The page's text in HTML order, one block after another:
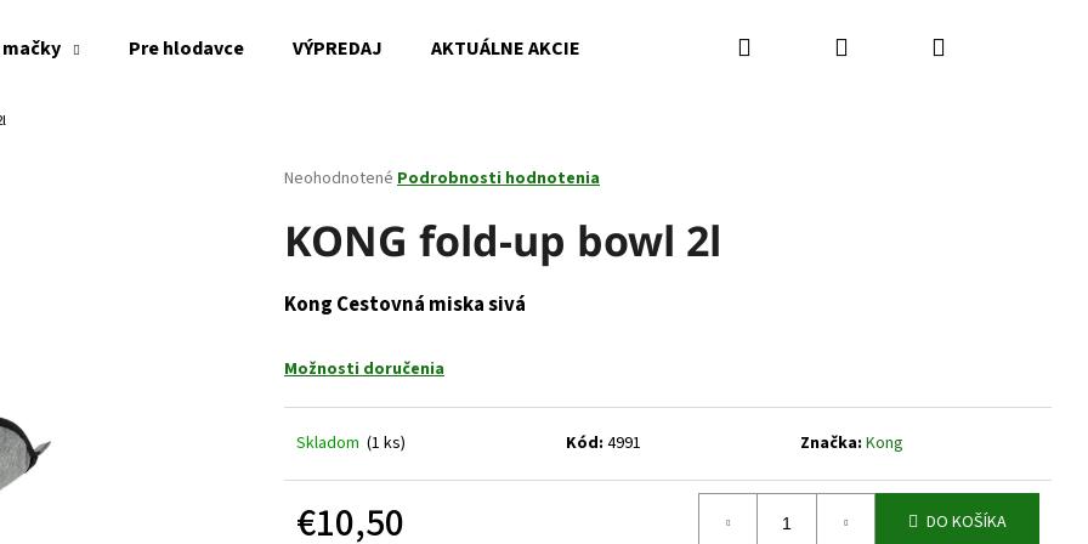
Pre hlodavce VÝPREDAJ AKTUÁLNE AKCIE Kamenná predajňa Kontakty
Hľadať PrihlásenieNákupný
Priemerné
produktu
je
z
5
Neohodnotené Podrobnosti hodnotenia
KONG fold-up bowl 2l
Kong Cestovná miska sivá
Možnosti doručenia
Skladom (1 ks) Kód: 4991 Značka:Kong
€10,50 DO KOŠÍKA
HĽADAŤ
Nasledujúce